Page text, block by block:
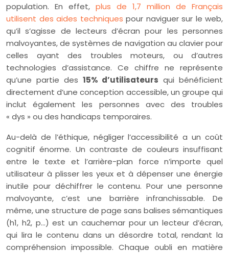
population. En effet, plus de 1,7 million de Français
utilisent des aides techniques pour naviguer sur le web,
qu’il s’agisse de lecteurs d’écran pour les personnes
malvoyantes, de systèmes de navigation au clavier pour
celles ayant des troubles moteurs, ou d’autres
technologies d’assistance. Ce chiffre ne représente
qu’une partie des 15% d’utilisateurs qui bénéficient
directement d’une conception accessible, un groupe qui
inclut également les personnes avec des troubles
« dys » ou des handicaps temporaires.
Au-delà de l’éthique, négliger l’accessibilité a un coût
cognitif énorme. Un contraste de couleurs insuffisant
entre le texte et l’arrière-plan force n’importe quel
utilisateur à plisser les yeux et à dépenser une énergie
inutile pour déchiffrer le contenu. Pour une personne
malvoyante, c’est une barrière infranchissable. De
même, une structure de page sans balises sémantiques
(h1, h2, p…) est un cauchemar pour un lecteur d’écran,
qui lira le contenu dans un désordre total, rendant la
compréhension impossible. Chaque oubli en matière